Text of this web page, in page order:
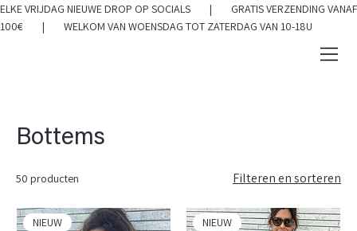
ELKE VRIJDAG NIEUWE DROP OP SOCIALS | GRATIS VERZENDING VANAF
100€ | WELKOM VAN WOENSDAG TOT ZATERDAG VAN 10-18U
Bottems
50 producten Filteren en sorteren
NIEUW NIEUW